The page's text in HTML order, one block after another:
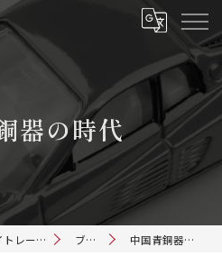
器の時代
京都の中古車販売ならホリイトレーディング ブログ 中国青銅器の時代